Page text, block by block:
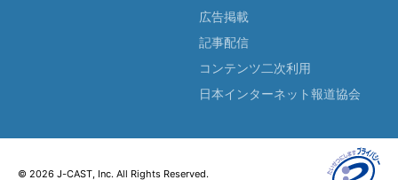
広告掲載
記事配信
コンテンツ二次利用
日本インターネット報道協会
© 2026 J-CAST, Inc. All Rights Reserved.